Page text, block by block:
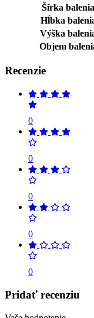
Šírka balenia
Hĺbka
Výška
Objem
Recenzie
0
0
0
0
0
Pridať recenziu